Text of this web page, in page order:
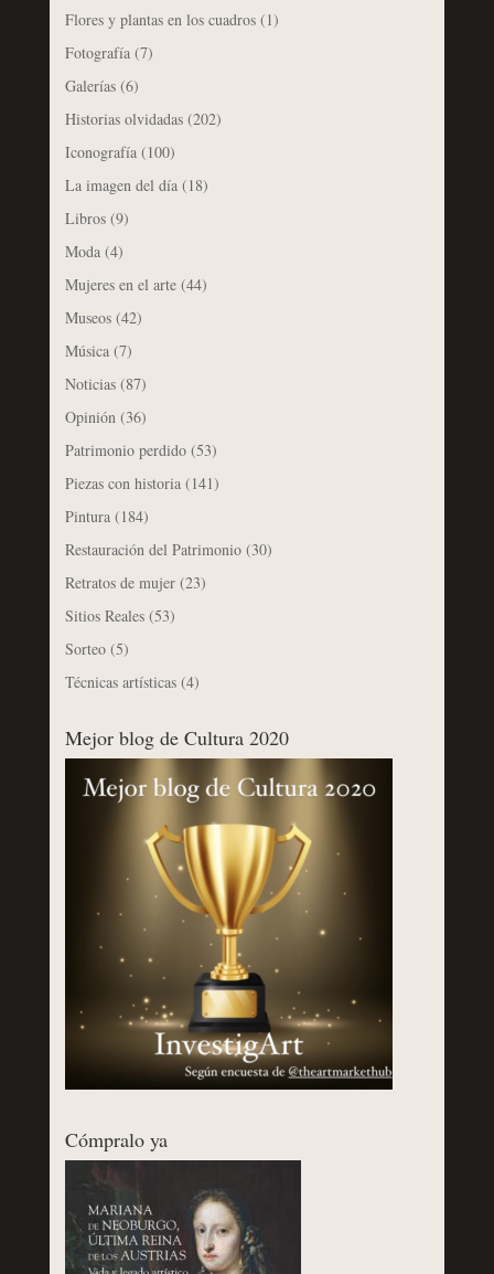
Flores y plantas en los cuadros(1)
Fotografía(7)
Galerías(6)
Historias olvidadas(202)
Iconografía(100)
La imagen del día(18)
Libros(9)
Moda(4)
Mujeres en el arte(44)
Museos(42)
Música(7)
Noticias(87)
Opinión(36)
Patrimonio perdido(53)
Piezas con historia(141)
Pintura(184)
Restauración del Patrimonio(30)
Retratos de mujer(23)
Sitios Reales(53)
Sorteo(5)
Técnicas artísticas(4)
Mejor blog de Cultura 2020
Cómpralo ya